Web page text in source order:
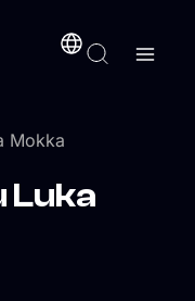
Mokka
Luka